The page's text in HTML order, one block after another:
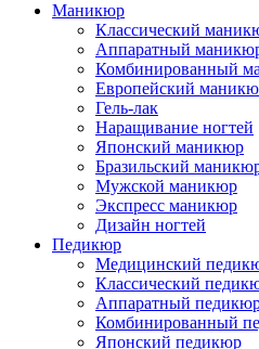
Маникюр
Классический
Аппаратный
Комбинированный
Европейский
Гель-лак
Наращивание ногтей
Японский маникюр
Бразильский
Мужской маникюр
Экспресс маникюр
Дизайн ногтей
Педикюр
Медицинский
Классический
Аппаратный
Комбинированный
Японский педикюр